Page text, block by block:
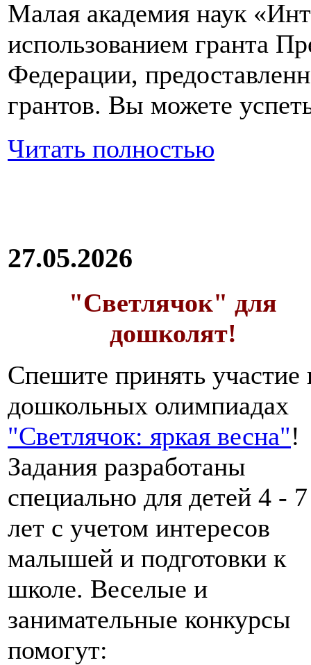
Малая академия наук
использованием гранта
Федерации,
грантов. Вы можете
Читать полностью
27.05.2026
"Светлячок" для
дошколят!
Спешите принять участие
дошкольных олимпиадах
"Светлячок: яркая весна"!
Задания разработаны
специально для детей 4 - 7
лет с учетом интересов
малышей и подготовки к
школе. Веселые и
занимательные конкурсы
помогут: